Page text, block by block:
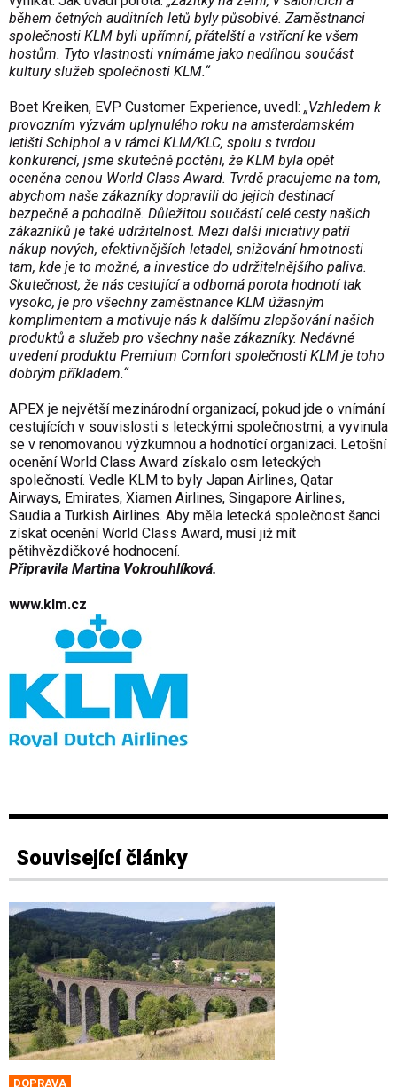
během četných auditních letů byly působivé. Zaměstnanci
společnosti KLM byli upřímní, přátelští a vstřícní ke všem
hostům. Tyto vlastnosti vnímáme jako nedílnou součást
kultury služeb společnosti KLM.“
Boet Kreiken, EVP Customer Experience, uvedl: „Vzhledem k
provozním výzvám uplynulého roku na amsterdamském
letišti Schiphol a v rámci KLM/KLC, spolu s tvrdou
konkurencí, jsme skutečně poctěni, že KLM byla opět
oceněna cenou World Class Award. Tvrdě pracujeme na tom,
abychom naše zákazníky dopravili do jejich destinací
bezpečně a pohodlně. Důležitou součástí celé cesty našich
zákazníků je také udržitelnost. Mezi další iniciativy patří
nákup nových, efektivnějších letadel, snižování hmotnosti
tam, kde je to možné, a investice do udržitelnějšího paliva.
Skutečnost, že nás cestující a odborná porota hodnotí tak
vysoko, je pro všechny zaměstnance KLM úžasným
komplimentem a motivuje nás k dalšímu zlepšování našich
produktů a služeb pro všechny naše zákazníky. Nedávné
uvedení produktu Premium Comfort společnosti KLM je toho
dobrým příkladem.“
APEX je největší mezinárodní organizací, pokud jde o vnímání
cestujících v souvislosti s leteckými společnostmi, a vyvinula
se v renomovanou výzkumnou a hodnotící organizaci. Letošní
ocenění World Class Award získalo osm leteckých
společností. Vedle KLM to byly Japan Airlines, Qatar
Airways, Emirates, Xiamen Airlines, Singapore Airlines,
Saudia a Turkish Airlines. Aby měla letecká společnost šanci
získat ocenění World Class Award, musí již mít
pětihvězdičkové hodnocení.
Připravila Martina Vokrouhlíková.
www.klm.cz
Související články
DOPRAVA